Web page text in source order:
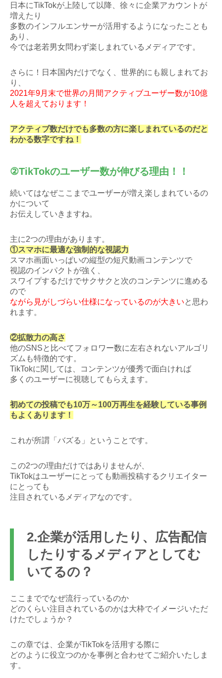
日本にTikTokが上陸して以降、徐々に企業アカウントが
増えたり
多数のインフルエンサーが活用するようになったことも
あり、
今では老若男女問わず楽しまれているメディアです。
さらに！日本国内だけでなく、世界的にも親しまれてお
り、
2021年9月末で世界の月間アクティブユーザー数が10億
人を超えております！
アクティブ数だけでも多数の方に楽しまれているのだと
わかる数字ですね！
②TikTokのユーザー数が伸びる理由！！
続いてはなぜここまでユーザーが増え楽しまれているの
かについて
お伝えしていきますね。
主に2つの理由があります。
①スマホに最適な強制的な視認力
スマホ画面いっぱいの縦型の短尺動画コンテンツで
視認のインパクトが強く、
スワイプするだけでサクサクと次のコンテンツに進める
ので
ながら見がしづらい仕様になっているのが大きいと思わ
れます。
②拡散力の高さ
他のSNSと比べてフォロワー数に左右されないアルゴリ
ズムも特徴的です。
TikTokに関しては、コンテンツが優秀で面白ければ
多くのユーザーに視聴してもらえます。
初めての投稿でも10万～100万再生を経験している事例
もよくあります！
これが所謂「バズる」ということです。
この2つの理由だけではありませんが、
TikTokはユーザーにとっても動画投稿するクリエイター
にとっても
注目されているメディアなのです。
2.企業が活用したり、広告配信
したりするメディアとしてむ
いてるの？
ここまででなぜ流行っているのか
どのくらい注目されているのかは大枠でイメージいただ
けたでしょうか？
この章では、企業がTikTokを活用する際に
どのように役立つのかを事例と合わせてご紹介いたしま
す。